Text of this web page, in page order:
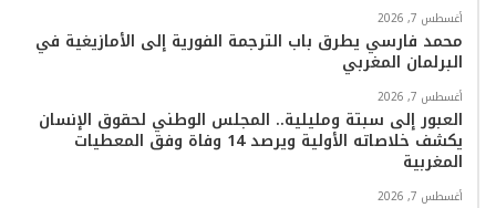
أغسطس 7, 2026
محمد فارسي يطرق باب الترجمة الفورية إلى الأمازيغية في
البرلمان المغربي
أغسطس 7, 2026
العبور إلى سبتة ومليلية.. المجلس الوطني لحقوق الإنسان
يكشف خلاصاته الأولية ويرصد 14 وفاة وفق المعطيات
المغربية
أغسطس 7, 2026